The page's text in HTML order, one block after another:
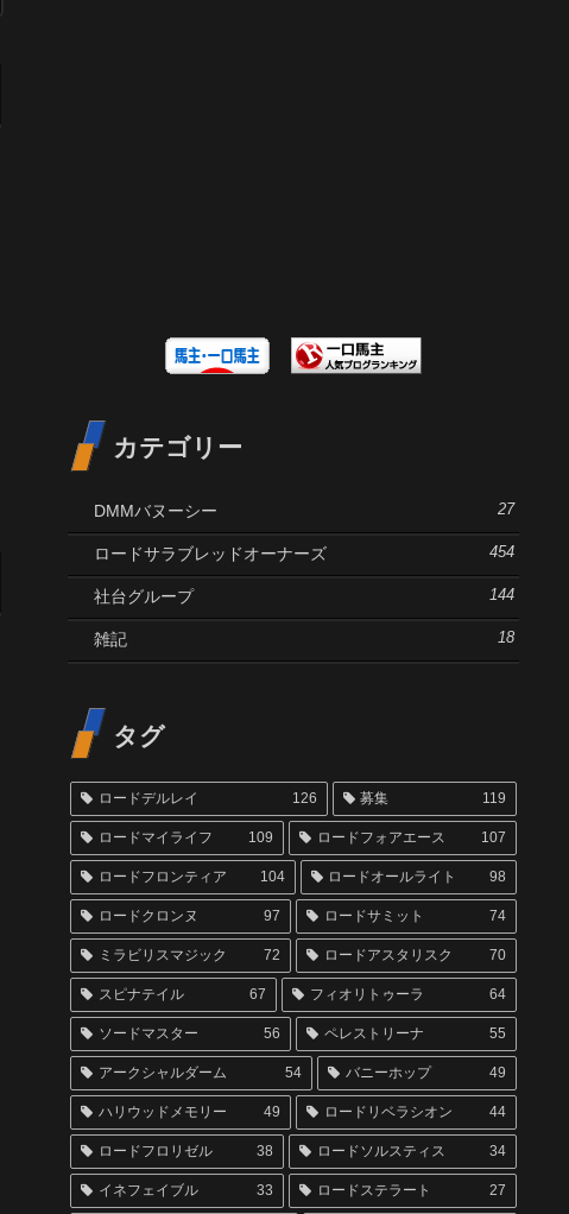
カテゴリー
DMMバヌーシー 27
ロードサラブレッドオーナーズ 454
社台グループ 144
雑記 18
タグ
ロードデルレイ 126 募集 119
ロードマイライフ 109 ロードフォアエース 107
ロードフロンティア 104 ロードオールライト 98
ロードクロンヌ 97 ロードサミット 74
ミラビリスマジック 72 ロードアスタリスク 70
スピナテイル 67 フィオリトゥーラ 64
ソードマスター 56 ペレストリーナ 55
アークシャルダーム 54 バニーホップ 49
ハリウッドメモリー 49 ロードリベラシオン 44
ロードフロリゼル 38 ロードソルスティス 34
イネフェイブル 33 ロードステラート 27